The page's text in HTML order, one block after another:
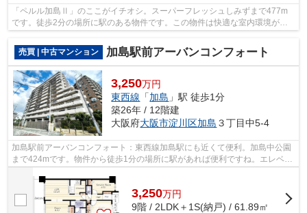
「ペルル加島Ⅱ」のここがイチオシ。スーパーフレッシュしみずまで477m
です。徒歩2分の場所に駅のある物件です。この物件は快適な室内環境が魅
力の中古マンションとなっています。大阪...
売買 | 中古マンション
加島駅前アーバンコンフォート
3,250万円
東西線 「加島 」駅 徒歩1分
築26年 / 12階建
大阪府大阪市淀川区加島 ３丁目中5-4
加島駅前アーバンコンフォート：東西線加島駅にも近くて便利。加島中公園
まで424mです。物件から徒歩1分の場所に駅があれば便利ですね。エレベー
ター付きの物件です。不動産のご購入を...
3,250万円
9階 / 2LDK＋1S(納戸) / 61.89㎡